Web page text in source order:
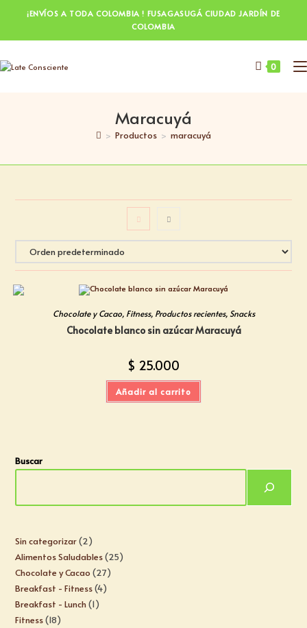
¡ENVÍOS A TODA COLOMBIA ! FUSAGASUGÁ CIUDAD JARDÍN DE
COLOMBIA
0
Maracuyá
> Productos > maracuyá
Chocolate y Cacao, Fitness, Productos recientes, Snacks
Chocolate blanco sin azúcar Maracuyá
$ 25.000
Añadir al carrito
Buscar
Sin categorizar 2
Alimentos Saludables 25
Chocolate y Cacao 27
Breakfast - Fitness 4
Breakfast - Lunch 1
Fitness 18